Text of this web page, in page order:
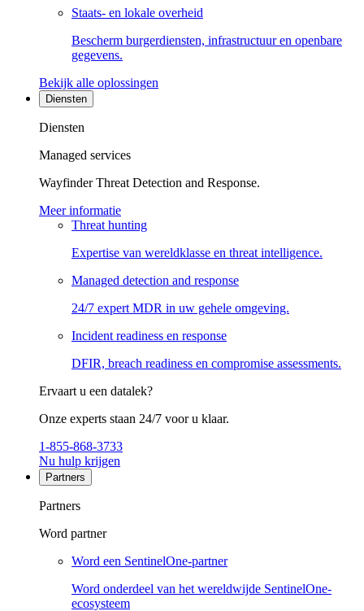
Staats- en lokale overheid
Bescherm burgerdiensten, infrastructuur en openbare
gegevens.
Bekijk alle oplossingen
Diensten
Diensten
Managed services
Wayfinder Threat Detection and Response.
Meer informatie
Threat hunting
Expertise van wereldklasse en threat intelligence.
Managed detection and response
24/7 expert MDR in uw gehele omgeving.
Incident readiness en response
DFIR, breach readiness en compromise assessments.
Ervaart u een datalek?
Onze experts staan 24/7 voor u klaar.
1-855-868-3733
Nu hulp krijgen
Partners
Partners
Word partner
Word een SentinelOne-partner
Word onderdeel van het wereldwijde SentinelOne-
ecosysteem